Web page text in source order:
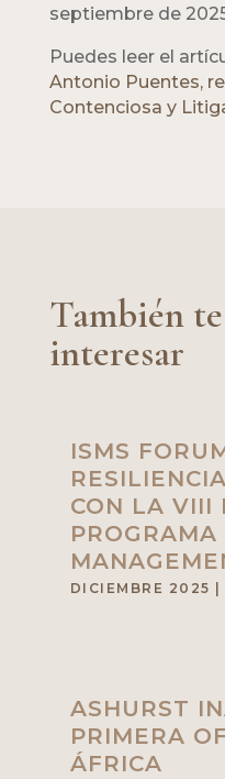
septiembre de
Puedes leer el
Antonio Puentes,
Contenciosa y
También
interesar
ISMS
CON LA VIII
PROGRAMA
DICIEMBRE 2025
ASHURST
PRIMERA
ÁFRICA